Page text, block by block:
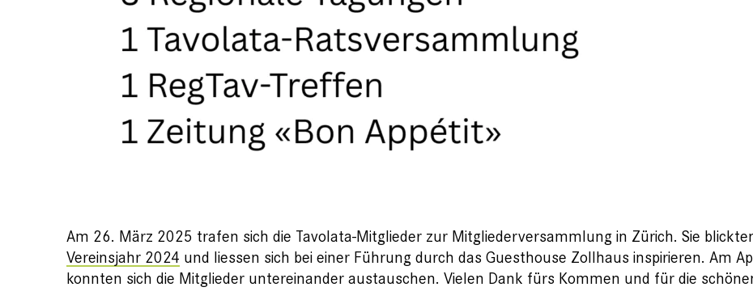
Am 26. März 2025 trafen sich die Tavolata-Mitglieder zur Mitgliederversammlung in Zürich. Sie
Vereinsjahr 2024 und liessen sich bei einer Führung durch das Guesthouse Zollhaus inspirieren. Am
konnten sich die Mitglieder untereinander austauschen. Vielen Dank fürs Kommen und für die